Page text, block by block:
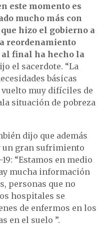
este momento es
mucho más con
hizo el gobierno a
reordenamiento
al final ha hecho la
el sacerdote. “La
básicas
muy difíciles de
situación de pobreza
dijo que además
un gran sufrimiento
“Estamos en medio
mucha información
personas que no
hospitales se
de enfermos en los
en el suelo ”.